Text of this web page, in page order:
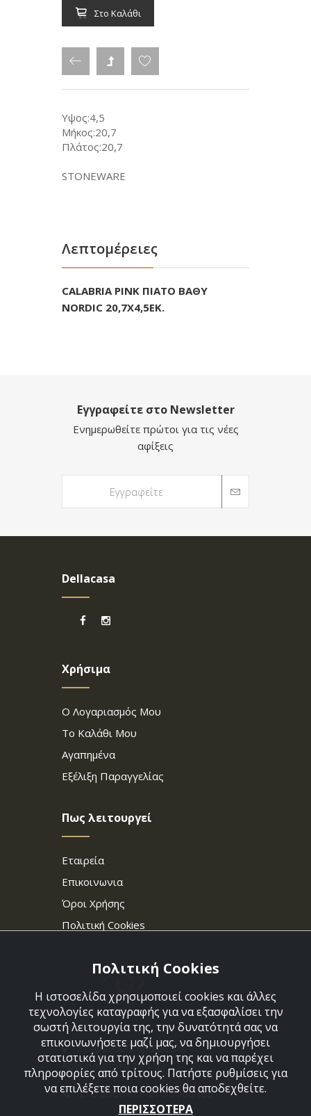
Στο Καλάθι
Υψος:4,5
Μήκος:20,7
Πλάτος:20,7
STONEWARE
Λεπτομέρειες
CALABRIA PINK ΠΙΑΤΟ ΒΑΘΥ
NORDIC 20,7Χ4,5ΕΚ.
Εγγραφείτε στο Newsletter
Ενημερωθείτε πρώτοι για τις νέες
αφίξεις
Dellacasa
Χρήσιμα
Ο Λογαριασμός Μου
Το Καλάθι Μου
Αγαπημένα
Εξέλιξη Παραγγελίας
Πως λειτουργεί
Εταιρεία
Επικοινωνια
Όροι Χρήσης
Πολιτική Cookies
Στεφάνου Σαράφη 36,
Αργυρούπολη 164 52
210 9960427-210 9960489
Πολιτική Cookies
Η ιστοσελίδα χρησιμοποιεί cookies και άλλες
τεχνολογίες καταγραφής για να εξασφαλίσει την
σωστή λειτουργία της, την δυνατότητά σας να
επικοινωνήσετε μαζί μας, να δημιουργήσει
στατιστικά για την χρήση της και να παρέχει
πληροφορίες από τρίτους. Πατήστε ρυθμίσεις για
να επιλέξετε ποια cookies θα αποδεχθείτε.
ΠΕΡΙΣΣΟΤΕΡΑ